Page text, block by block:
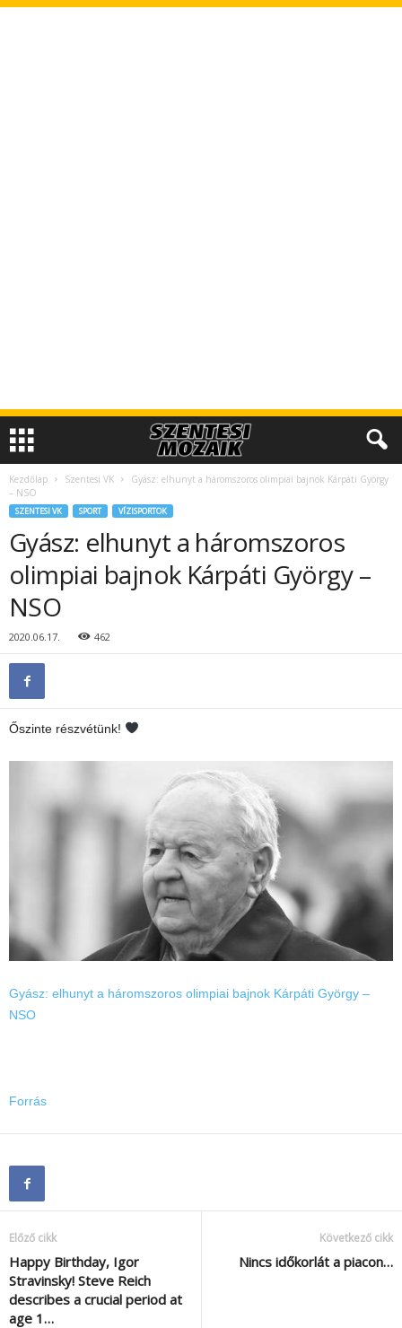
Kezdőlap Szentesi VK
Gyász: elhunyt a háromszoros olimpiai bajnok Kárpáti György
– NSO
SZENTESI VK SPORT VÍZISPORTOK
Gyász: elhunyt a háromszoros
olimpiai bajnok Kárpáti György –
NSO
2020.06.17. 462
Őszinte részvétünk!
Gyász: elhunyt a háromszoros olimpiai bajnok Kárpáti György –
NSO
Forrás
Előző cikk
Happy Birthday, Igor
Stravinsky! Steve Reich
describes a crucial period at
age 1…
Következő cikk
Nincs időkorlát a piacon…